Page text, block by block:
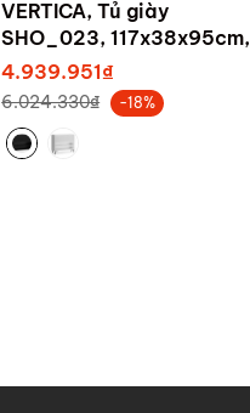
VERTICA, Tủ giày
SHO_023, 117x38x95cm,
sản xuất bởi Scandi Home
4.939.951₫
6.024.330₫ -18%